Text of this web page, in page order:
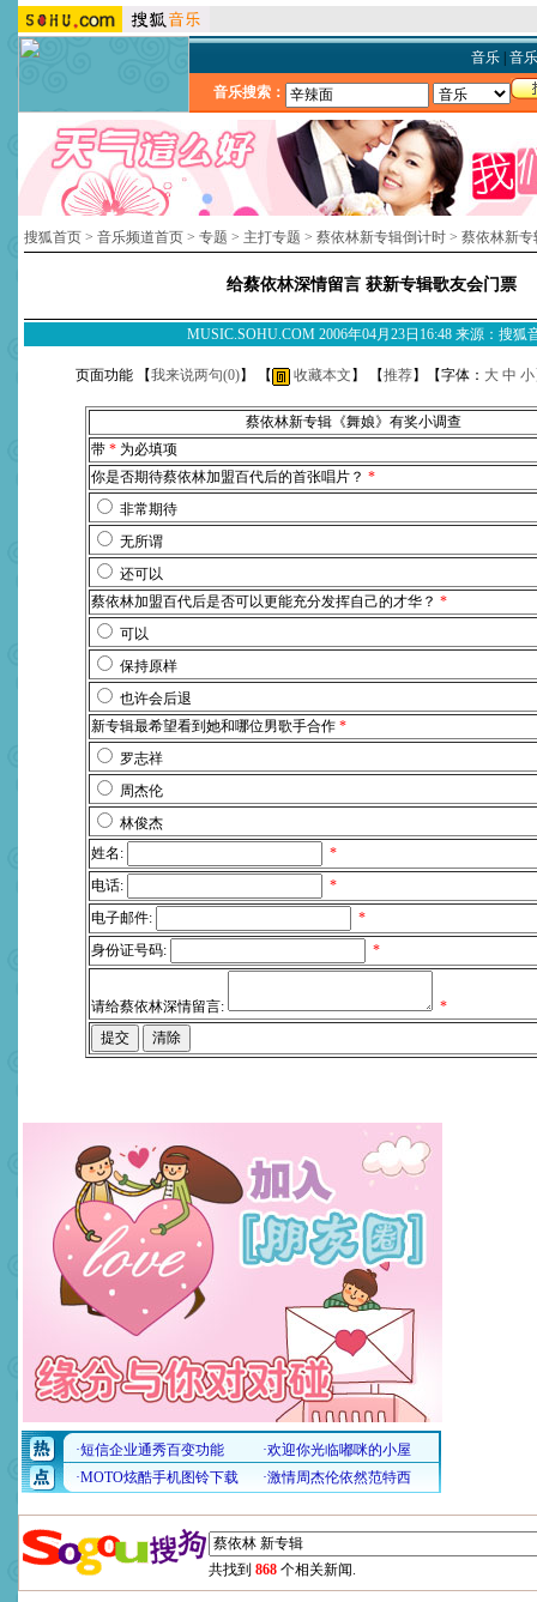
音乐| 音
音乐搜索：
搜狐首页 > 音乐频道首页 > 专题 > 主打专题 > 蔡依林新专辑倒计时 > 蔡依林新
给蔡依林深情留言 获新专辑歌友会门票
MUSIC.SOHU.COM 2006年04月23日16:48 来源：搜狐
页面功能 【我来说两句(0)】 【 收藏本文 】 【推荐】【字体： 大 中 小
蔡依林新专辑《舞娘》有奖小调查
带 * 为必填项
你是否期待蔡依林加盟百代后的首张唱片？ *
非常期待
无所谓
还可以
蔡依林加盟百代后是否可以更能充分发挥自己的才华？ *
可以
保持原样
也许会后退
新专辑最希望看到她和哪位男歌手合作 *
罗志祥
周杰伦
林俊杰
姓名:
*
电话:
*
电子邮件:
*
身份证号码:
*
请给蔡依林深情留言: *
共找到 868 个相关新闻.